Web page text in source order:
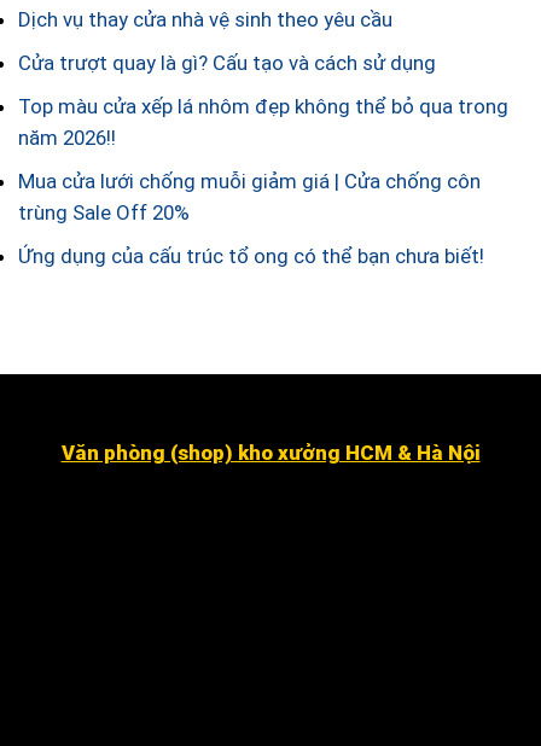
Dịch vụ thay cửa nhà vệ sinh theo yêu cầu
Cửa trượt quay là gì? Cấu tạo và cách sử dụng
Top màu cửa xếp lá nhôm đẹp không thể bỏ qua trong
năm 2026!!
Mua cửa lưới chống muỗi giảm giá | Cửa chống côn
trùng Sale Off 20%
Ứng dụng của cấu trúc tổ ong có thể bạn chưa biết!
Văn phòng (shop) kho xưởng HCM & Hà Nội